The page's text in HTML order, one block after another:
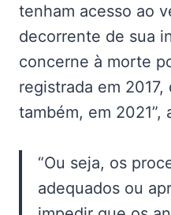
tenham acesso ao
decorrente de sua
concerne à morte
registrada em
também, em 2021”,
“Ou seja, os
adequados ou